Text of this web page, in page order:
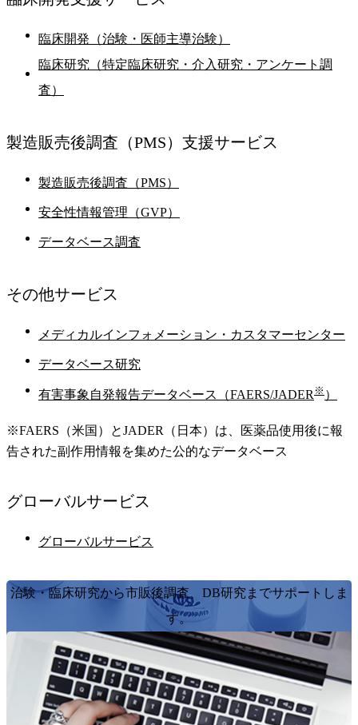
臨床開発（治験・医師主導治験）
臨床研究（特定臨床研究・介入研究・アンケート調
査）
製造販売後調査 （PMS）支援サービス
製造販売後調査（PMS）
安全性情報管理（GVP）
データベース調査
その他サービス
メディカルインフォメーション・カスタマーセンター
データベース研究
有害事象自発報告データベース（FAERS/JADER ※ ）
※FAERS（米国）とJADER（日本）は、医薬品使用後に報
告された副作用情報を集めた公的なデータベース
グローバルサービス
グローバルサービス
治験・臨床研究から市販後調査、DB研究までサポートしま
す。